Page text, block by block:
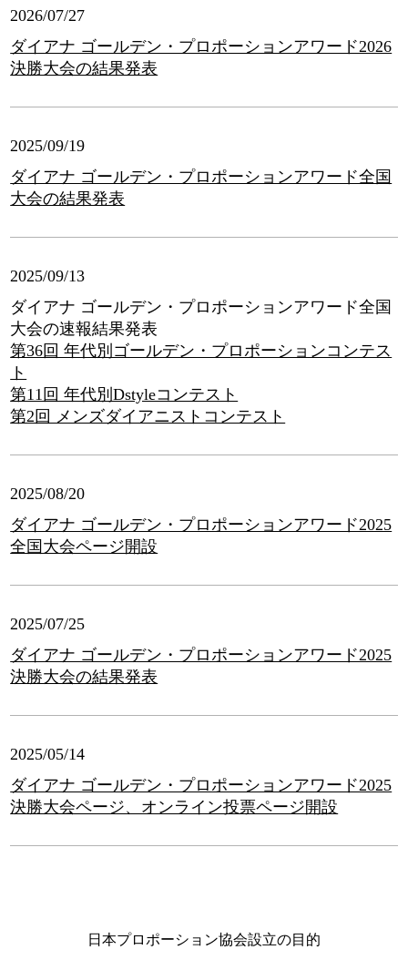
2026/07/27
ダイアナ ゴールデン・プロポーションアワード2026
決勝大会の結果発表
2025/09/19
ダイアナ ゴールデン・プロポーションアワード全国
大会の結果発表
2025/09/13
ダイアナ ゴールデン・プロポーションアワード全国
大会の速報結果発表
第36回 年代別ゴールデン・プロポーションコンテス
ト
第11回 年代別Dstyleコンテスト
第2回 メンズダイアニストコンテスト
2025/08/20
ダイアナ ゴールデン・プロポーションアワード2025
全国大会ページ開設
2025/07/25
ダイアナ ゴールデン・プロポーションアワード2025
決勝大会の結果発表
2025/05/14
ダイアナ ゴールデン・プロポーションアワード2025
決勝大会ページ、オンライン投票ページ開設
日本プロポーション協会設立の目的